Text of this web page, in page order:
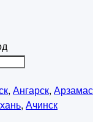
, Ангарск, Арзамас
, Ачинск